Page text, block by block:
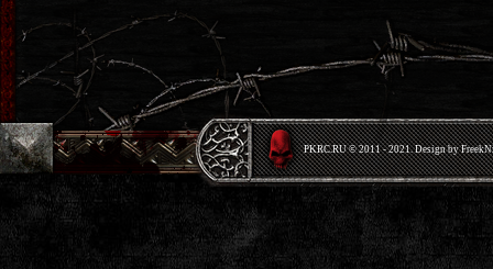
PKRС.RU © 2011 - 2021. Design by